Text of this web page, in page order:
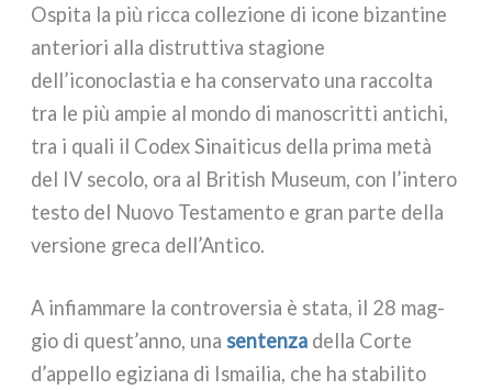
Ospita la più ric­ca col­le­zio­ne di ico­ne bizan­ti­ne
ante­rio­ri alla distrut­ti­va sta­gio­ne
dell’iconoclastia e ha con­ser­va­to una rac­col­ta
tra le più ampie al mon­do di mano­scrit­ti anti­chi,
tra i qua­li il Codex Sinaiticus del­la pri­ma metà
del IV seco­lo, ora al British Museum, con l’intero
testo del Nuovo Testamento e gran par­te del­la
ver­sio­ne gre­ca dell’Antico.
A infiam­ma­re la con­tro­ver­sia è sta­ta, il 28 mag­
gio di quest’anno, unasen­ten­za del­la Corte
d’appello egi­zia­na di Ismailia, che ha sta­bi­li­to